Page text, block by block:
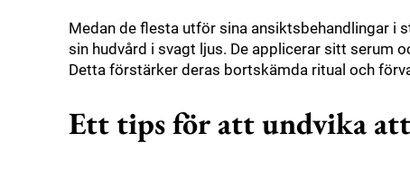
Medan de flesta utför sina ansiktsbehandlingar i
sin hudvård i svagt ljus. De applicerar sitt serum
Detta förstärker deras bortskämda ritual och
Ett tips för att undvika